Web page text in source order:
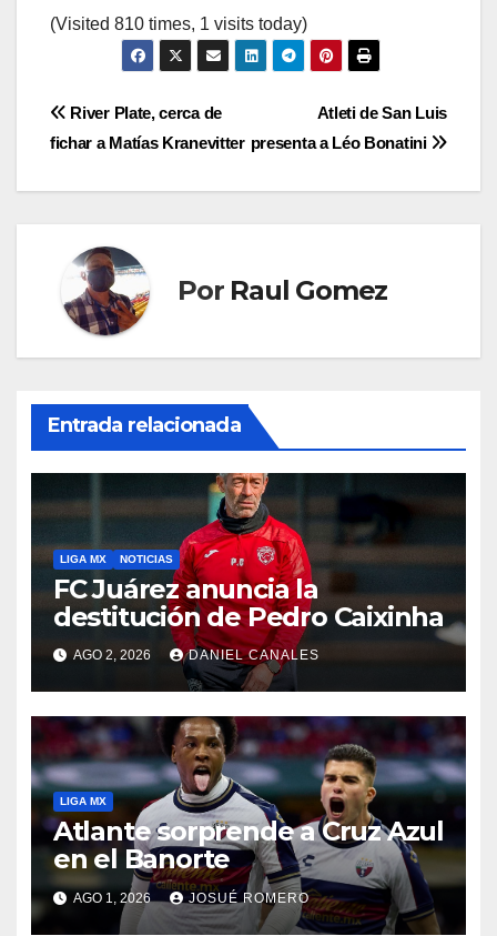
(Visited 810 times, 1 visits today)
Navegación
Atleti de San Luis
presenta a Léo Bonatini
River Plate, cerca de
fichar a Matías Kranevitter
Por Raul Gomez
Entrada relacionada
LIGA MX NOTICIAS
FC Juárez anuncia la
destitución de Pedro Caixinha
AGO 2, 2026 DANIEL CANALES
LIGA MX
Atlante sorprende a Cruz Azul
en el Banorte
AGO 1, 2026 JOSUÉ ROMERO